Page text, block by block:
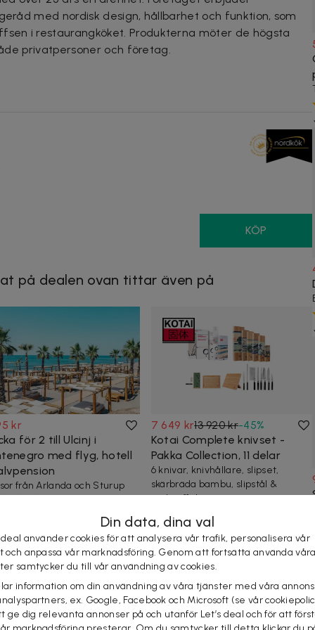
med nordisk design, hållbarhet och funktion, som
i restaurangköket. Produkterna möter de högsta
privatpersoner och företag.
KÖP
på dealen ovan tittar även på
kr
för 2 till Ulcinj i
med flyg, hotell
från Arlanda och Sturup
köpta
7 649 kr13 920 kr-45%
Kotai Complete knivset -
Pakka Collection, 11 delar
6 knivar, knivhållare, slipset,
skärbräda bambu, slipstål &
stekgaffel
Din data, dina val
deal använder cookies för att analysera vår trafik, personalisera vår
och anpassa vår marknadsföring. Genom att fortsätta använda våra
samtycker du till vår användning av cookies.
information om din användning av våra tjänster med våra
ex. Google, Facebook och Microsoft (se vår
ge dig relevanta annonser på och utanför Let’s deal och för att